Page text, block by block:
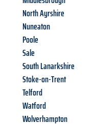
North Ayrshire
Nuneaton
Poole
Sale
South Lanarkshire
Stoke-on-Trent
Telford
Watford
Wolverhampton